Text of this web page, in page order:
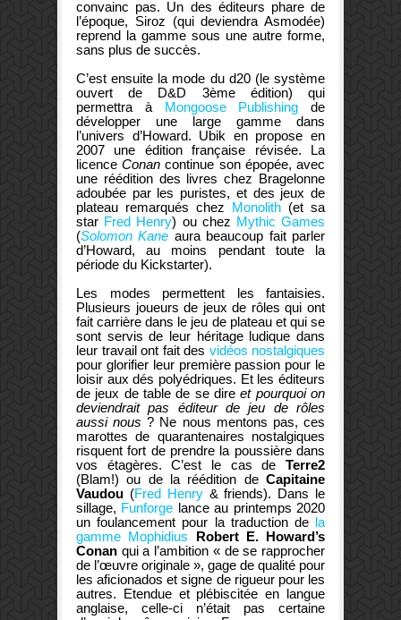
convainc pas. Un des éditeurs phare de
l’époque, Siroz (qui deviendra Asmodée)
reprend la gamme sous une autre forme,
sans plus de succès.
C’est ensuite la mode du d20 (le système
ouvert de D&D 3ème édition) qui
permettra à Mongoose Publishing de
développer une large gamme dans
l’univers d’Howard. Ubik en propose en
2007 une édition française révisée. La
licenceConancontinue son épopée, avec
une réédition des livres chez Bragelonne
adoubée par les puristes, et des jeux de
plateau remarqués chez Monolith (et sa
star Fred Henry) ou chez Mythic Games
(Solomon Kane aura beaucoup fait parler
d’Howard, au moins pendant toute la
période du Kickstarter).
Les modes permettent les fantaisies.
Plusieurs joueurs de jeux de rôles qui ont
fait carrière dans le jeu de plateau et qui se
sont servis de leur héritage ludique dans
leur travail ont fait des vidéos nostalgiques
pour glorifier leur première passion pour le
loisir aux dés polyédriques. Et les éditeurs
de jeux de table de se direet pourquoi on
deviendrait pas éditeur de jeu de rôles
aussi nous ? Ne nous mentons pas, ces
marottes de quarantenaires nostalgiques
risquent fort de prendre la poussière dans
vos étagères. C’est le cas de Terre2
(Blam!) ou de la réédition de Capitaine
Vaudou (Fred Henry& friends). Dans le
sillage, Funforge lance au printemps 2020
un foulancement pour la traduction de la
gamme Mophidius
Robert E. Howard’s
Conan qui a l’ambition « de se rapprocher
de l’œuvre originale », gage de qualité pour
les aficionados et signe de rigueur pour les
autres. Etendue et plébiscitée en langue
anglaise, celle-ci n’était pas certaine